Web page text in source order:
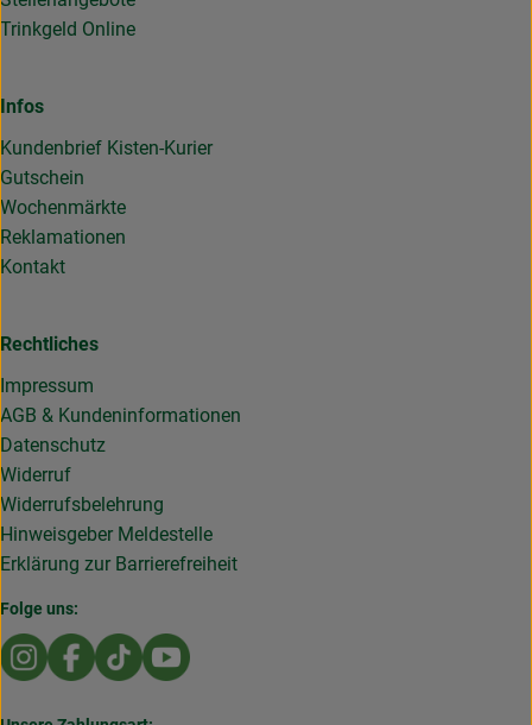
Trinkgeld Online
Infos
Kundenbrief Kisten-Kurier
Gutschein
Wochenmärkte
Reklamationen
Kontakt
Rechtliches
Impressum
AGB & Kundeninformationen
Datenschutz
Widerruf
Widerrufsbelehrung
Hinweisgeber Meldestelle
Erklärung zur Barrierefreiheit
Folge uns:
Externer Link zu https://www.instagram.com/
Externer Link zu https://www.facebook.com/
Externer Link zu https://www.tiktok.com/
Externer Link zu https://